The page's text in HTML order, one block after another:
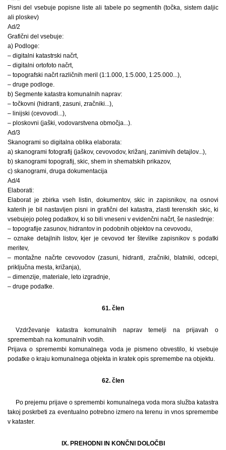
Pisni del vsebuje popisne liste ali tabele po segmentih (točka, sistem daljic
ali ploskev)
Ad/2
Grafični del vsebuje:
a) Podloge:
– digitalni katastrski načrt,
– digitalni ortofoto načrt,
– topografski načrt različnih meril (1:1.000, 1:5.000, 1:25.000...),
– druge podloge.
b) Segmente katastra komunalnih naprav:
– točkovni (hidranti, zasuni, zračniki...),
– linijski (cevovodi...),
– ploskovni (jaški, vodovarstvena območja...).
Ad/3
Skanogrami so digitalna oblika elaborata:
a) skanogrami fotografij (jaškov, cevovodov, križanj, zanimivih detajlov...),
b) skanogrami topografij, skic, shem in shematskih prikazov,
c) skanogrami, druga dokumentacija
Ad/4
Elaborati:
Elaborat je zbirka vseh listin, dokumentov, skic in zapisnikov, na osnovi
katerih je bil nastavljen pisni in grafični del katastra, zlasti terenskih skic, ki
vsebujejo poleg podatkov, ki so bili vneseni v evidenčni načrt, še naslednje:
– topografije zasunov, hidrantov in podobnih objektov na cevovodu,
– oznake detajlnih listov, kjer je cevovod ter številke zapisnikov s podatki
meritev,
– montažne načrte cevovodov (zasuni, hidranti, zračniki, blatniki, odcepi,
priključna mesta, križanja),
– dimenzije, materiale, leto izgradnje,
– druge podatke.
61. člen
Vzdrževanje katastra komunalnih naprav temelji na prijavah o
spremembah na komunalnih vodih.
Prijava o spremembi komunalnega voda je pismeno obvestilo, ki vsebuje
podatke o kraju komunalnega objekta in kratek opis spremembe na objektu.
62. člen
Po prejemu prijave o spremembi komunalnega voda mora služba katastra
takoj poskrbeti za eventualno potrebno izmero na terenu in vnos spremembe
v kataster.
IX. PREHODNI IN KONČNI DOLOČBI